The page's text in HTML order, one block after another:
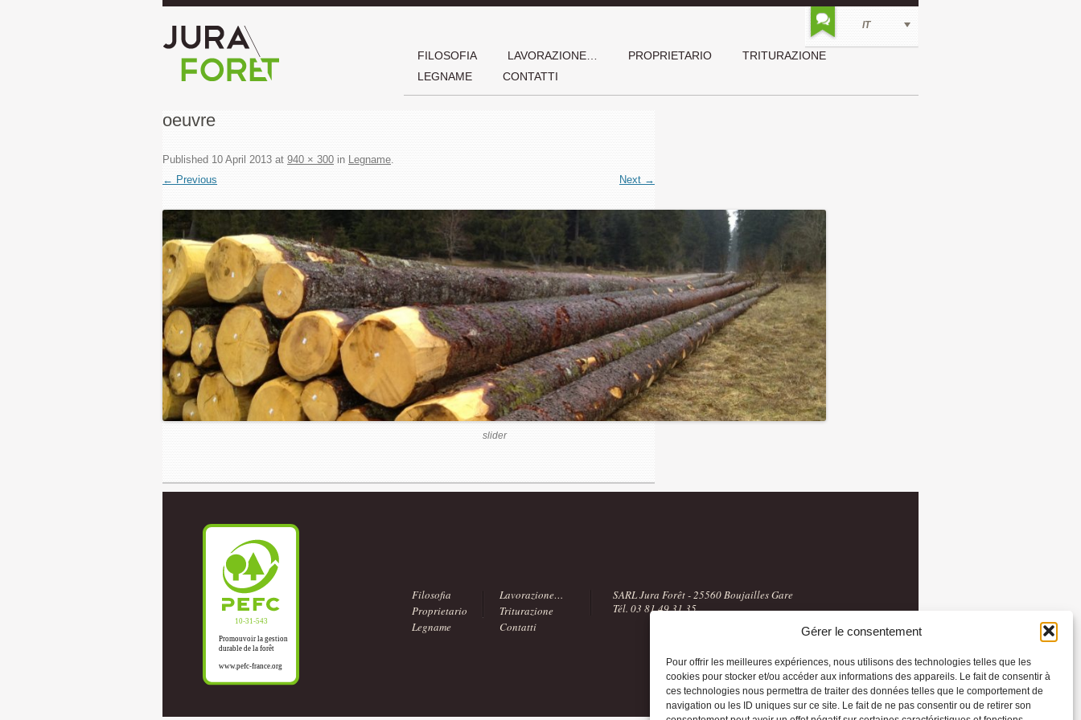
Gérer le consentement
Pour offrir les meilleures expériences, nous utilisons des technologies telles que les
cookies pour stocker et/ou accéder aux informations des appareils. Le fait de consentir à
ces technologies nous permettra de traiter des données telles que le comportement de
navigation ou les ID uniques sur ce site. Le fait de ne pas consentir ou de retirer son
Skip to content
FILOSOFIA LAVORAZIONE… PROPRIETARIO
TRITURAZIONE
LEGNAME
CONTATTI
IT
oeuvre
Published 10 April 2013 at 940 × 300 in Legname.
← Previous
Next →
slider
Filosofia
Lavorazione…
Proprietario
Triturazione
Legname
Contatti
SARL Jura Forêt - 25560 Boujailles Gare
Tél. 03 81 49 31 35